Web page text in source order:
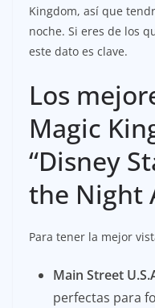
Kingdom, así que
noche. Si eres de los
este dato es clave.
Los
Magic
“Disney
the Night
Para tener la mejor
Main Street
perfectas para